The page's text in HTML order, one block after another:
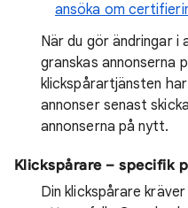
ansöka om
När du gör ändringar i
granskas annonserna
klickspårartjänsten
annonser senast
annonserna på nytt.
Klickspårare – specifik
Din klickspårare